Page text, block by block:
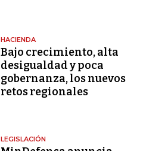
HACIENDA
Bajo crecimiento, alta
desigualdad y poca
gobernanza, los nuevos
retos regionales
LEGISLACIÓN